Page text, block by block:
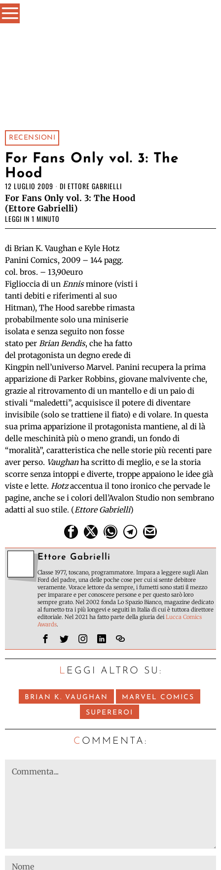
RECENSIONI
For Fans Only vol. 3: The
Hood
12 LUGLIO 2009 DI ETTORE GABRIELLI
For Fans Only vol. 3: The Hood
(Ettore Gabrielli)
LEGGI IN 1 MINUTO
di Brian K. Vaughan e Kyle Hotz
Panini Comics, 2009 – 144 pagg.
col. bros. – 13,90euro
Figlioccia di un Ennisminore (visti i
tanti debiti e riferimenti al suo
Hitman), The Hood sarebbe rimasta
probabilmente solo una miniserie
isolata e senza seguito non fosse
stato per Brian Bendis, che ha fatto
del protagonista un degno erede di
Kingpin nell’universo Marvel. Panini recupera la prima
apparizione di Parker Robbins, giovane malvivente che,
grazie al ritrovamento di un mantello e di un paio di
stivali “maledetti”, acquisisce il potere di diventare
invisibile (solo se trattiene il fiato) e di volare. In questa
sua prima apparizione il protagonista mantiene, al di là
delle meschinità più o meno grandi, un fondo di
“moralità”, caratteristica che nelle storie più recenti pare
aver perso. Vaughanha scritto di meglio, e se la storia
scorre senza intoppi e diverte, troppe appaiono le idee già
viste e lette. Hotzaccentua il tono ironico che pervade le
pagine, anche se i colori dell’Avalon Studio non sembrano
adatti al suo stile. (Ettore Gabrielli)
Ettore Gabrielli
Classe 1977, toscano, programmatore. Impara a leggere sugli Alan
Ford del padre, una delle poche cose per cui si sente debitore
veramente. Vorace lettore da sempre, i fumetti sono stati il mezzo
per imparare e per conoscere persone e per questo sarò loro
sempre grato. Nel 2002 fonda Lo Spazio Bianco, magazine dedicato
al fumetto tra i più longevi e seguiti in Italia di cui è tuttora direttore
editoriale. Nel 2021 ha fatto parte della giuria deiLucca Comics
Awards.
LEGGI ALTRO SU:
BRIAN K. VAUGHAN MARVEL COMICS
SUPEREROI
C OMMENTA: